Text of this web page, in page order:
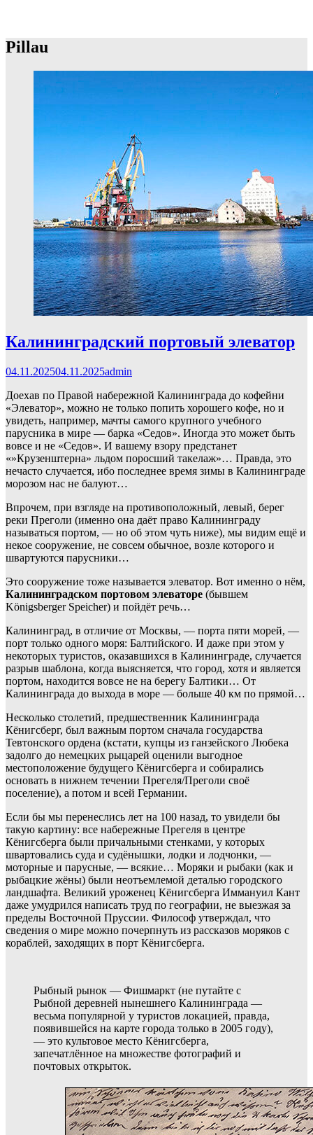
Pillau
Калининградский портовый элеватор
04.11.202504.11.2025admin
Доехав по Правой набережной Калининграда до кофейни
«Элеватор», можно не только попить хорошего кофе, но и
увидеть, например, мачты самого крупного учебного
парусника в мире — барка «Седов». Иногда это может быть
вовсе и не «Седов». И вашему взору предстанет
«»Крузенштерна» льдом поросший такелаж»… Правда, это
нечасто случается, ибо последнее время зимы в Калининграде
морозом нас не балуют…
Впрочем, при взгляде на противоположный, левый, берег
реки Преголи (именно она даёт право Калининграду
называться портом, — но об этом чуть ниже), мы видим ещё и
некое сооружение, не совсем обычное, возле которого и
швартуются парусники…
Это сооружение тоже называется элеватор. Вот именно о нём,
Калининградском портовом элеваторе (бывшем
Königsberger Speicher) и пойдёт речь…
Калининград, в отличие от Москвы, — порта пяти морей, —
порт только одного моря: Балтийского. И даже при этом у
некоторых туристов, оказавшихся в Калининграде, случается
разрыв шаблона, когда выясняется, что город, хотя и является
портом, находится вовсе не на берегу Балтики… От
Калининграда до выхода в море — больше 40 км по прямой…
Несколько столетий, предшественник Калининграда
Кёнигсберг, был важным портом сначала государства
Тевтонского ордена (кстати, купцы из ганзейского Любека
задолго до немецких рыцарей оценили выгодное
местоположение будущего Кёнигсберга и собирались
основать в нижнем течении Прегеля/Преголи своё
поселение), а потом и всей Германии.
Если бы мы перенеслись лет на 100 назад, то увидели бы
такую картину: все набережные Прегеля в центре
Кёнигсберга были причальными стенками, у которых
швартовались суда и судёнышки, лодки и лодчонки, —
моторные и парусные, — всякие… Моряки и рыбаки (как и
рыбацкие жёны) были неотъемлемой деталью городского
ландшафта. Великий уроженец Кёнигсберга Иммануил Кант
даже умудрился написать труд по географии, не выезжая за
пределы Восточной Пруссии. Философ утверждал, что
сведения о мире можно почерпнуть из рассказов моряков с
кораблей, заходящих в порт Кёнигсберга.
Рыбный рынок — Фишмаркт (не путайте с
Рыбной деревней нынешнего Калининграда —
весьма популярной у туристов локацией, правда,
появившейся на карте города только в 2005 году),
— это культовое место Кёнигсберга,
запечатлённое на множестве фотографий и
почтовых открыток.